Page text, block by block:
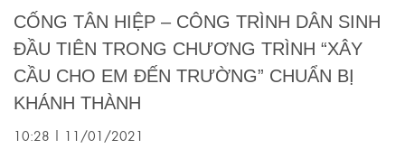
CỐNG TÂN HIỆP – CÔNG TRÌNH DÂN SINH
ĐẦU TIÊN TRONG CHƯƠNG TRÌNH “XÂY
CẦU CHO EM ĐẾN TRƯỜNG” CHUẨN BỊ
KHÁNH THÀNH
10:28 | 11/01/2021